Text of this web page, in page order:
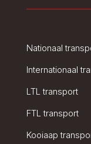
Nationaal
Internationaal
LTL transport
FTL transport
Kooiaap